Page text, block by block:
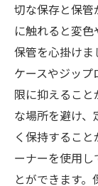
切な保存と保管
に触れると変
保管を心掛け
ケースやジッ
限に抑えるこ
な場所を避け
く保持するこ
ーナーを使用
とができます